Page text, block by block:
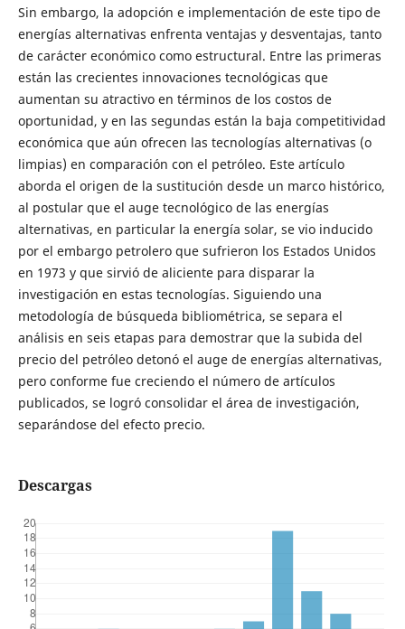
Sin embargo, la adopción e implementación de este tipo de
energías alternativas enfrenta ventajas y desventajas, tanto
de carácter económico como estructural. Entre las primeras
están las crecientes innovaciones tecnológicas que
aumentan su atractivo en términos de los costos de
oportunidad, y en las segundas están la baja competitividad
económica que aún ofrecen las tecnologías alternativas (o
limpias) en comparación con el petróleo. Este artículo
aborda el origen de la sustitución desde un marco histórico,
al postular que el auge tecnológico de las energías
alternativas, en particular la energía solar, se vio inducido
por el embargo petrolero que sufrieron los Estados Unidos
en 1973 y que sirvió de aliciente para disparar la
investigación en estas tecnologías. Siguiendo una
metodología de búsqueda bibliométrica, se separa el
análisis en seis etapas para demostrar que la subida del
precio del petróleo detonó el auge de energías alternativas,
pero conforme fue creciendo el número de artículos
publicados, se logró consolidar el área de investigación,
separándose del efecto precio.
Descargas